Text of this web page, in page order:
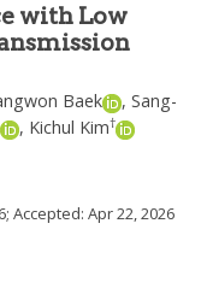
with Low
Baek , Sang-
, Kichul Kim†
; Accepted: Apr 22, 2026